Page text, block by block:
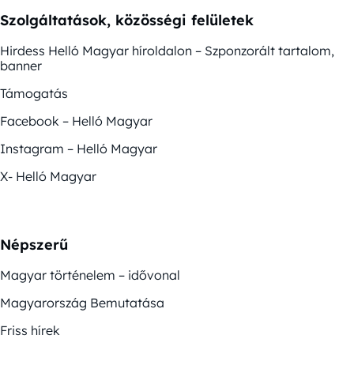
Szolgáltatások, közösségi felületek
Hirdess Helló Magyar híroldalon – Szponzorált tartalom,
banner
Támogatás
Facebook – Helló Magyar
Instagram – Helló Magyar
X- Helló Magyar
Népszerű
Magyar történelem – idővonal
Magyarország Bemutatása
Friss hírek